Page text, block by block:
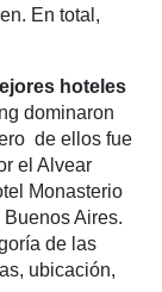
En total,
hoteles
dominaron
de ellos fue
el Alvear
Monasterio
Aires.
de las
ubicación,